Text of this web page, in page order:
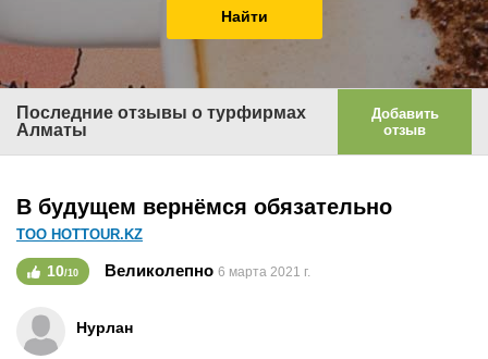
Найти
Последние отзывы о турфирмах
Алматы
Добавить
отзыв
В будущем вернёмся обязательно
ТОО HOTTOUR.KZ
10/10 Великолепно 6 марта 2021 г.
Нурлан